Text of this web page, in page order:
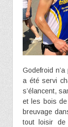
Godefroid
a été servi
s’élancent,
et les bois
breuvage
tout loisir de